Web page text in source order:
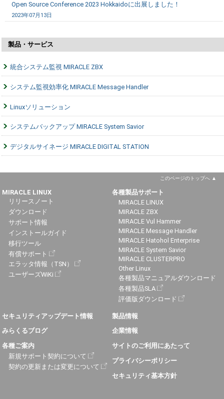
Open Source Conference 2023 Hokkaidoに出展しました！
2023年07月13日
製品・サービス
統合システム監視 MIRACLE ZBX
システム監視効率化 MIRACLE Message Handler
Linuxソリューション
システムバックアップ MIRACLE System Savior
デジタルサイネージ MIRACLE DIGITAL STATION
このページのトップへ
MIRACLE LINUX
リリースノート
ダウンロード
サポート情報
インストールガイド
移行ツール
有償サポート
エラッタ情報（TSN）
ユーザーズWiKi
各種製品サポート
MIRACLE LINUX
MIRACLE ZBX
MIRACLE Vul Hammer
MIRACLE Message Handler
MIRACLE Hatohol Enterprise
MIRACLE System Savior
MIRACLE CLUSTERPRO
Other Linux
各種製品マニュアルダウンロード
各種製品SLA
評価版ダウンロード
セキュリティアップデート情報
みらくるブログ
各種ご案内
新規サポート契約について
契約の更新または変更について
製品情報
企業情報
サイトのご利用にあたって
プライバシーポリシー
セキュリティ基本方針